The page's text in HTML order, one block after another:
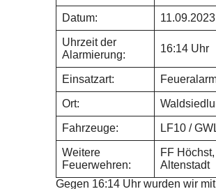
Datum: 11.09.2023
Uhrzeit der
Alarmierung:
16:14 Uhr
Einsatzart:
Ort:
Fahrzeuge: LF10 /
Weitere
Feuerwehren:
FF
Altenstadt
Gegen 16:14 Uhr wurden wir mit